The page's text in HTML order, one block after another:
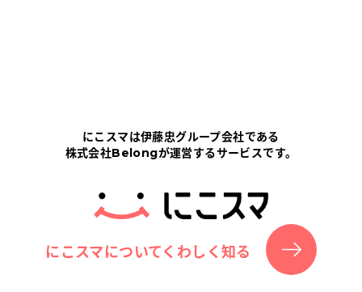
にこスマについて
サポートセンター
お客さまの声
にこスマは伊藤忠グループ会社である
株式会社Belongが運営するサービスです。
にこスマについてくわしく知る